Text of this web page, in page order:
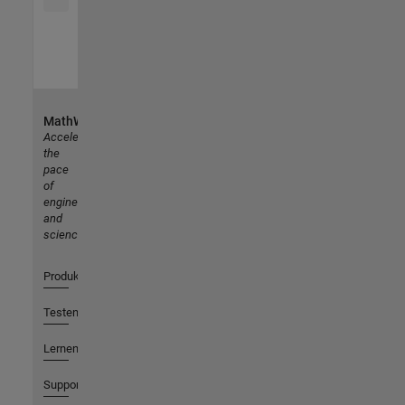
MathWorks
Accelerating
the
pace
of
engineering
and
science
Produkte
Testen oder Kaufen
Lernen
Support